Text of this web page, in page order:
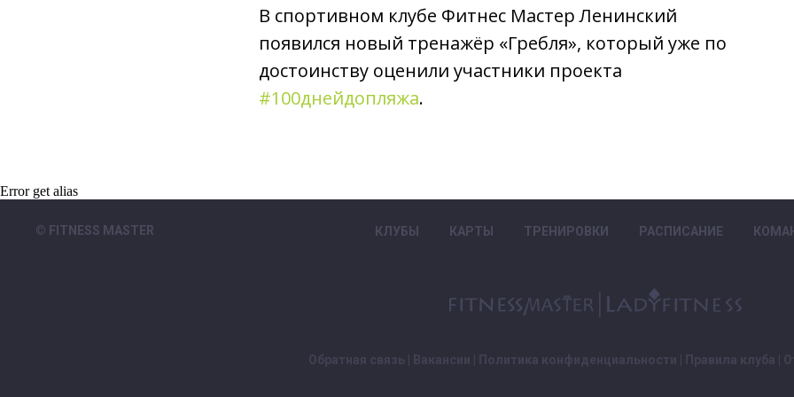
В спортивном клубе Фитнес Мастер Ленинский
появился новый тренажёр «Гребля», который уже по
достоинству оценили участники проекта
#100днейдопляжа.
Error get alias
© FITNESS MASTER КЛУБЫ КАРТЫ ТРЕНИРОВКИ РАСПИСАНИЕ
Обратная связь Вакансии Политика конфиденциальности Правила клуба